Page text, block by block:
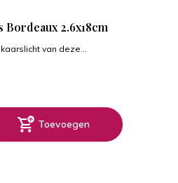
Bordeaux 2.6x18cm
van deze...
Toevoegen